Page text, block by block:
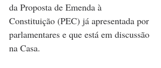
da Proposta de Emenda à
Constituição (PEC) já apresentada por
parlamentares e que está em discussão
na Casa.